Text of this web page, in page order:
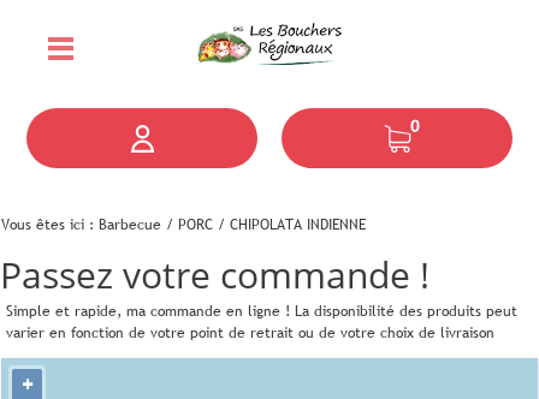
0
Vous êtes ici :Barbecue / PORC / CHIPOLATA INDIENNE
Passez votre commande !
Simple et rapide, ma commande en ligne ! La disponibilité des produits peut
varier en fonction de votre point de retrait ou de votre choix de livraison
+